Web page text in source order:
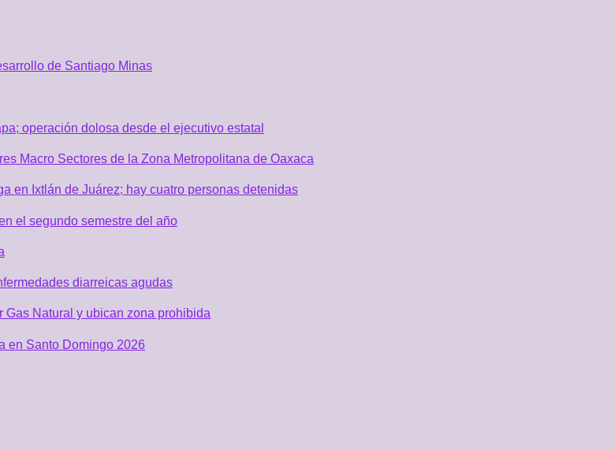
de Santiago Minas
operación dolosa desde el ejecutivo estatal
Macro Sectores de la Zona Metropolitana de Oaxaca
en Ixtlán de Juárez; hay cuatro personas detenidas
el segundo semestre del año
diarreicas agudas
Gas Natural y ubican zona prohibida
en Santo Domingo 2026